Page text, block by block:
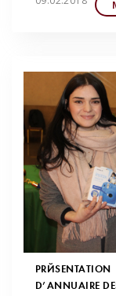
PRÉSENTATION
D’ANNUAIRE